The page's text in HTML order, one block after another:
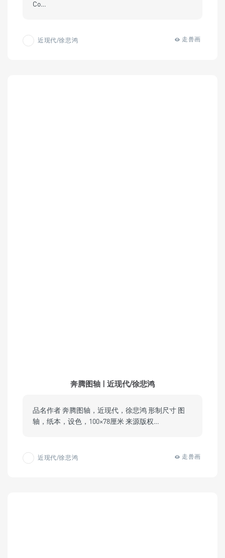
Co…
近现代/徐悲鸿 走兽画
奔腾图轴 | 近现代/徐悲鸿
品名作者 奔腾图轴，近现代，徐悲鸿 形制尺寸 图
轴，纸本，设色，100×78厘米 来源版权…
近现代/徐悲鸿 走兽画